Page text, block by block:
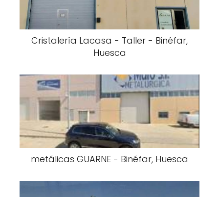
Cristalería Lacasa - Taller - Binéfar,
Huesca
metálicas GUARNE - Binéfar, Huesca